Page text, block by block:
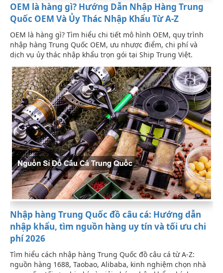
OEM là hàng gì? Hướng Dẫn Nhập Hàng Trung
Quốc OEM Và Ủy Thác Nhập Khẩu Từ A-Z
OEM là hàng gì? Tìm hiểu chi tiết mô hình OEM, quy trình
nhập hàng Trung Quốc OEM, ưu nhược điểm, chi phí và
dịch vụ ủy thác nhập khẩu trọn gói tại Ship Trung Việt.
Nhập hàng Trung Quốc đồ câu cá: Hướng dẫn
nhập khẩu, tìm nguồn hàng uy tín và tối ưu chi
phí 2026
Tìm hiểu cách nhập hàng Trung Quốc đồ câu cá từ A-Z:
nguồn hàng 1688, Taobao, Alibaba, kinh nghiệm chọn nhà